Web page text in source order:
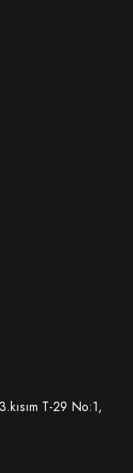
T-29 No:1,